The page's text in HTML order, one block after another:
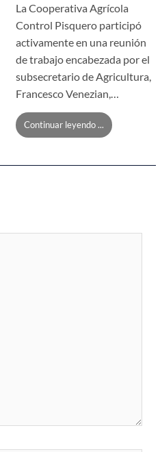
La Cooperativa Agrícola
Control Pisquero participó
activamente en una reunión
de trabajo encabezada por el
subsecretario de Agricultura,
Francesco Venezian,…
Continuar leyendo ...